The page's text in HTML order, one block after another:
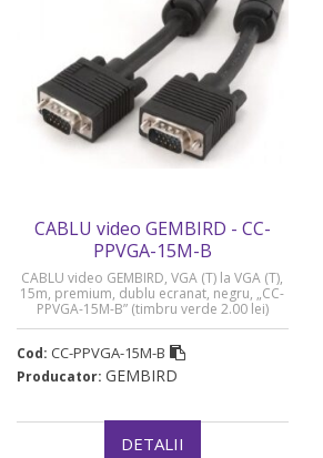
CABLU video GEMBIRD - CC-
PPVGA-15M-B
CABLU video GEMBIRD, VGA (T) la VGA (T),
15m, premium, dublu ecranat, negru, „CC-
PPVGA-15M-B” (timbru verde 2.00 lei)
Cod: CC-PPVGA-15M-B
Producator: GEMBIRD
DETALII